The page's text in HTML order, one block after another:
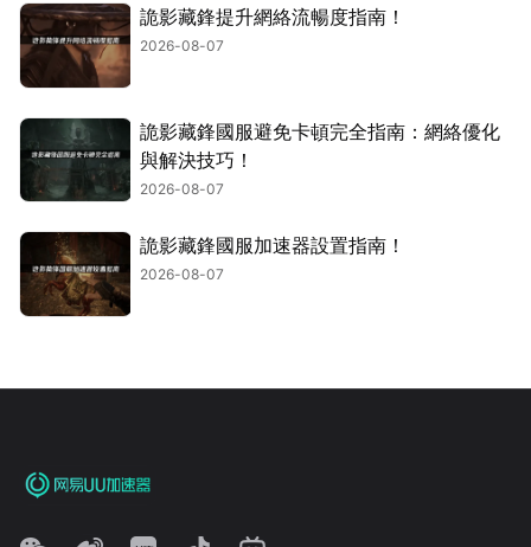
詭影藏鋒提升網絡流暢度指南！
2026-08-07
詭影藏鋒國服避免卡頓完全指南：網絡優化
與解決技巧！
2026-08-07
詭影藏鋒國服加速器設置指南！
2026-08-07